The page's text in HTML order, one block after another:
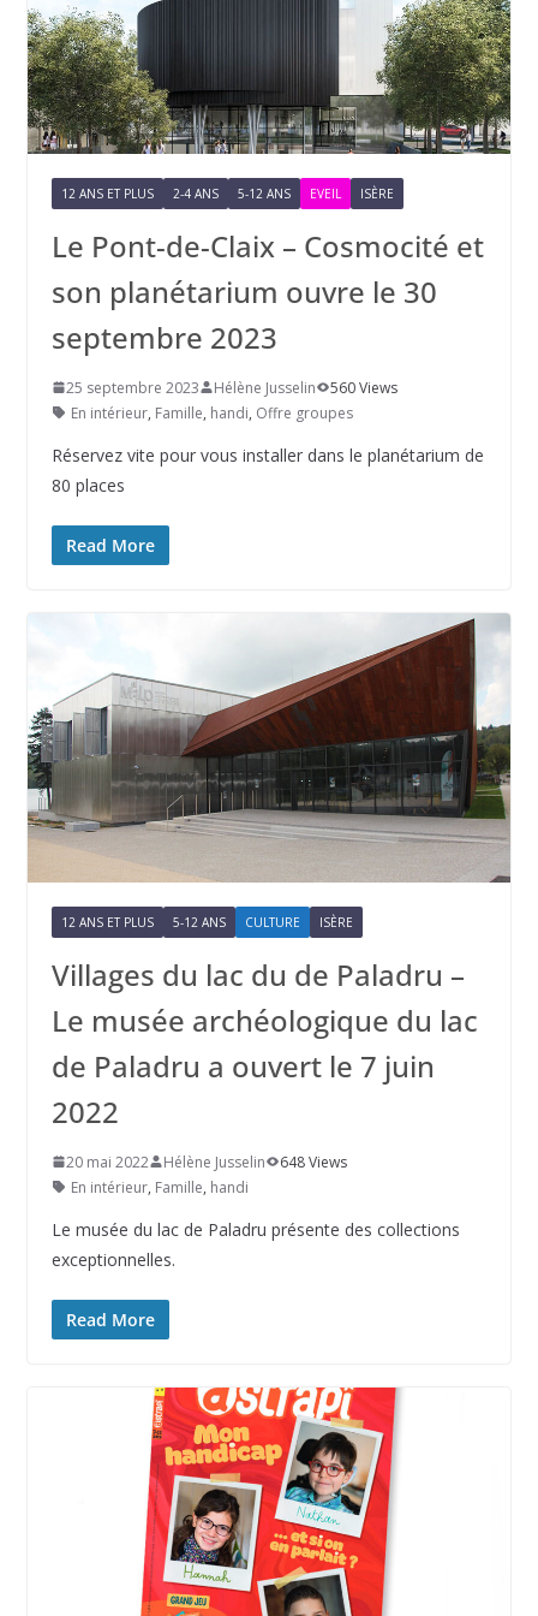
12 ANS ET PLUS 2-4 ANS 5-12 ANS EVEIL ISÈRE
Le Pont-de-Claix – Cosmocité et
son planétarium ouvre le 30
septembre 2023
25 septembre 2023 Hélène Jusselin
560 Views
En intérieur, Famille, handi, Offre groupes
Réservez vite pour vous installer dans le planétarium de
80 places
Read More
12 ANS ET PLUS 5-12 ANS CULTURE ISÈRE
Villages du lac du de Paladru –
Le musée archéologique du lac
de Paladru a ouvert le 7 juin
2022
20 mai 2022 Hélène Jusselin
648 Views
En intérieur, Famille, handi
Le musée du lac de Paladru présente des collections
exceptionnelles.
Read More